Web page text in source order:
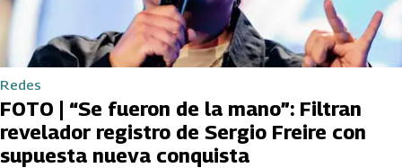
Redes
FOTO | “Se fueron de la mano”: Filtran
revelador registro de Sergio Freire con
supuesta nueva conquista